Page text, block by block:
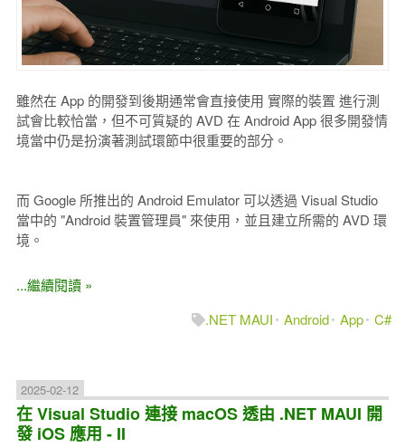
雖然在 App 的開發到後期通常會直接使用 實際的裝置 進行測
試會比較恰當，但不可質疑的 AVD 在 Android App 很多開發情
境當中仍是扮演著測試環節中很重要的部分。
而 Google 所推出的 Android Emulator 可以透過 Visual Studio
當中的 "Android 裝置管理員" 來使用，並且建立所需的 AVD 環
境。
...繼續閱讀 »
.NET MAUI
Android App C#
2025-02-12
在 Visual Studio 連接 macOS 透由 .NET MAUI 開
發 iOS 應用 - II